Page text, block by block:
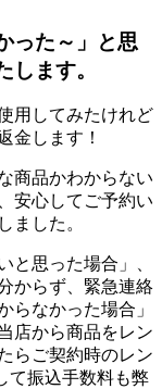
った～」と思
ます。
用してみたけれど
金します！
商品かわからない
安心してご予約い
ました。
と思った場合」、
からず、緊急連絡
らなかった場合」
店から商品をレン
らご契約時のレン
て振込手数料も弊